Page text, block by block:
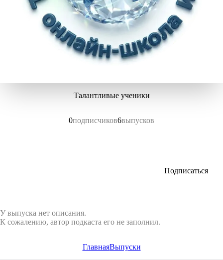
Талантливые ученики
0подписчиков6выпусков
Подписаться
У выпуска нет описания.
К сожалению, автор подкаста его не заполнил.
ГлавнаяВыпуски